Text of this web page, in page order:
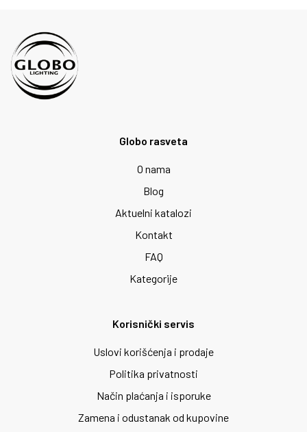
Globo rasveta
O nama
Blog
Aktuelni katalozi
Kontakt
FAQ
Kategorije
Korisnički servis
Uslovi korišćenja i prodaje
Politika privatnosti
Način plaćanja i isporuke
Zamena i odustanak od kupovine